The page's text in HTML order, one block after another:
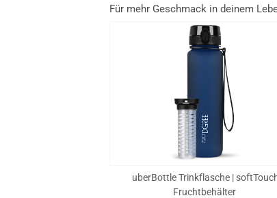
Für mehr Geschmack in deinem
uberBottle Trinkflasche |
Fruchtbehälter